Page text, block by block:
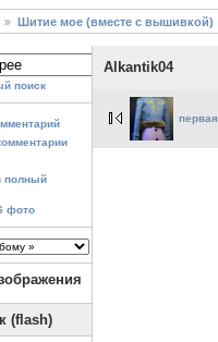
Шитие мое (вместе с вышивкой)
поиск
полный
фото
(flash)
Alkantik04
первая